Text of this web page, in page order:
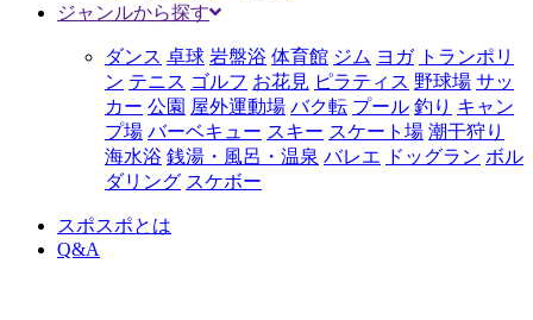
ジャンルから探す
ダンス 卓球 岩盤浴 体育館 ジム ヨガ トランポリ
ン テニス ゴルフ お花見 ピラティス 野球場 サッ
カー 公園 屋外運動場 バク転 プール 釣り キャン
プ場 バーベキュー スキー スケート場 潮干狩り
海水浴 銭湯・風呂・温泉 バレエ ドッグラン ボル
ダリング スケボー
スポスポとは
Q&A